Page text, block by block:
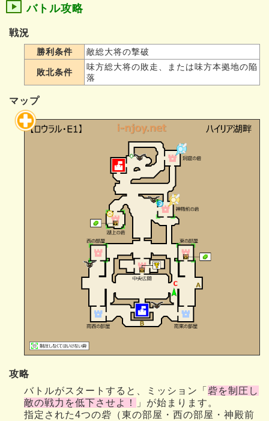
バトル攻略
戦況
勝利条件 敵総大将の撃破
敗北条件
味方総大将の敗走、または味方本拠地の陥
落
マップ
攻略
バトルがスタートすると、ミッション「 砦を制圧し
敵の戦力を低下させよ！
」が始まります。
指定された4つの砦（東の部屋・西の部屋・神殿前